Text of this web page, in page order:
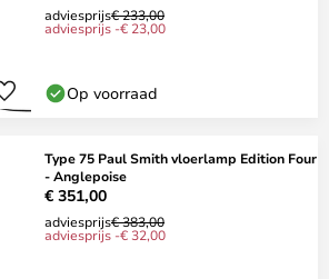
adviesprijs€ 233,00
adviesprijs -€ 23,00
Op voorraad
Type 75 Paul Smith vloerlamp Edition Four
- Anglepoise
€ 351,00
adviesprijs€ 383,00
adviesprijs -€ 32,00